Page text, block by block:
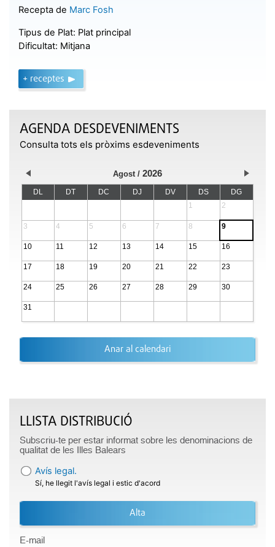
Recepta de Marc Fosh
Tipus de Plat: Plat principal
Dificultat: Mitjana
+ receptes
AGENDA DESDEVENIMENTS
Consulta tots els pròxims esdeveniments
Agost 2026
DL DT DC DJ DV DS
DG
1
2
3 4 5 6 7 8 9
10 11 12 13 14 15 16
17 18 19 20 21 22 23
24 25 26 27 28 29 30
31
Anar al calendari
LLISTA DISTRIBUCIÓ
Subscriu-te per estar informat sobre les denominacions de
qualitat de les Illes Balears
Avís legal.
Sí, he llegit l'avís legal i estic d'acord
Alta
E-mail